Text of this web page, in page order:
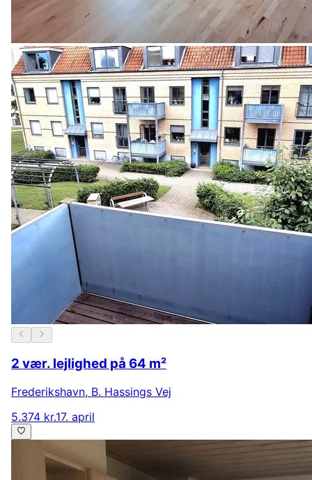
2 vær. lejlighed på 64 m²
Frederikshavn, B. Hassings Vej
5.374 kr.17. april